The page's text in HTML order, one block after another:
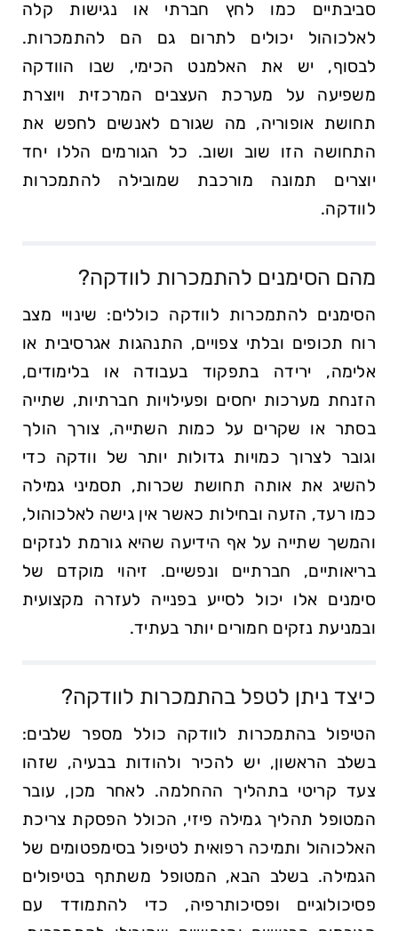
סביבתיים כמו לחץ חברתי או נגישות קלה
לאלכוהול יכולים לתרום גם הם להתמכרות.
לבסוף, יש את האלמנט הכימי, שבו הוודקה
משפיעה על מערכת העצבים המרכזית ויוצרת
תחושת אופוריה, מה שגורם לאנשים לחפש את
התחושה הזו שוב ושוב. כל הגורמים הללו יחד
יוצרים תמונה מורכבת שמובילה להתמכרות
לוודקה.
מהם הסימנים להתמכרות לוודקה?
הסימנים להתמכרות לוודקה כוללים: שינויי מצב
רוח תכופים ובלתי צפויים, התנהגות אגרסיבית או
אלימה, ירידה בתפקוד בעבודה או בלימודים,
הזנחת מערכות יחסים ופעילויות חברתיות, שתייה
בסתר או שקרים על כמות השתייה, צורך הולך
וגובר לצרוך כמויות גדולות יותר של וודקה כדי
להשיג את אותה תחושת שכרות, תסמיני גמילה
כמו רעד, הזעה ובחילות כאשר אין גישה לאלכוהול,
והמשך שתייה על אף הידיעה שהיא גורמת לנזקים
בריאותיים, חברתיים ונפשיים. זיהוי מוקדם של
סימנים אלו יכול לסייע בפנייה לעזרה מקצועית
ובמניעת נזקים חמורים יותר בעתיד.
כיצד ניתן לטפל בהתמכרות לוודקה?
הטיפול בהתמכרות לוודקה כולל מספר שלבים:
בשלב הראשון, יש להכיר ולהודות בבעיה, שזהו
צעד קריטי בתהליך ההחלמה. לאחר מכן, עובר
המטופל תהליך גמילה פיזי, הכולל הפסקת צריכת
האלכוהול ותמיכה רפואית לטיפול בסימפטומים של
הגמילה. בשלב הבא, המטופל משתתף בטיפולים
פסיכולוגיים ופסיכותרפיה, כדי להתמודד עם